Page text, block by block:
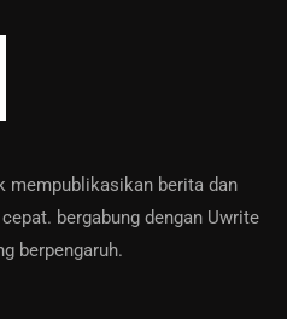
mempublikasikan berita dan
bergabung dengan Uwrite
berpengaruh.